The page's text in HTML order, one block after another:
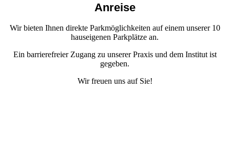
Anreise
Wir bieten Ihnen direkte Parkmöglichkeiten auf einem unserer 10
hauseigenen Parkplätze an.
Ein barrierefreier Zugang zu unserer Praxis und dem Institut ist
gegeben.
Wir freuen uns auf Sie!